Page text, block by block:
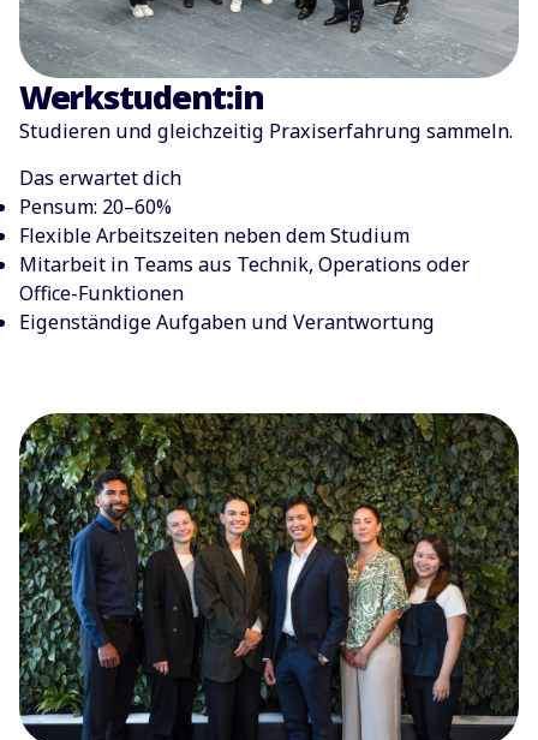
Werkstudent:in
Studieren und gleichzeitig Praxiserfahrung sammeln.
Das erwartet dich
Pensum: 20–60%
Flexible Arbeitszeiten neben dem Studium
Mitarbeit in Teams aus Technik, Operations oder
Office-Funktionen
Eigenständige Aufgaben und Verantwortung